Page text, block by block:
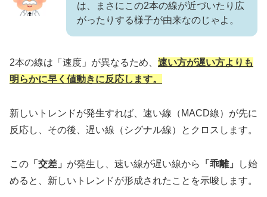
は、まさにこの2本の線が近づいたり広
がったりする様子が由来なのじゃよ。
2本の線は「速度」が異なるため、 速い方が遅い方よりも
明らかに早く値動きに反応します。
新しいトレンドが発生すれば、速い線（MACD線）が先に
反応し、その後、遅い線（シグナル線）とクロスします。
この 「交差」 が発生し、速い線が遅い線から 「乖離」
し始
めると、新しいトレンドが形成されたことを示唆します。